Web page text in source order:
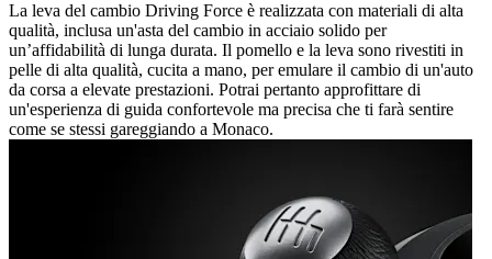
La leva del cambio Driving Force è realizzata con materiali di alta
qualità, inclusa un'asta del cambio in acciaio solido per
un’affidabilità di lunga durata. Il pomello e la leva sono rivestiti in
pelle di alta qualità, cucita a mano, per emulare il cambio di un'auto
da corsa a elevate prestazioni. Potrai pertanto approfittare di
un'esperienza di guida confortevole ma precisa che ti farà sentire
come se stessi gareggiando a Monaco.